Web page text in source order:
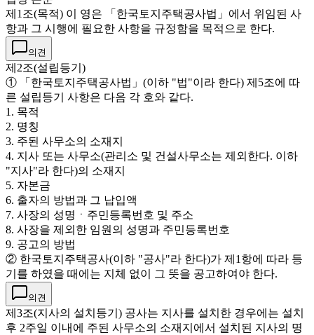
제1조(목적) 이 영은 「한국토지주택공사법」에서 위임된 사
항과 그 시행에 필요한 사항을 규정함을 목적으로 한다.
의견
제2조(설립등기)
① 「한국토지주택공사법」(이하 "법"이라 한다) 제5조에 따
른 설립등기 사항은 다음 각 호와 같다.
1. 목적
2. 명칭
3. 주된 사무소의 소재지
4. 지사 또는 사무소(관리소 및 건설사무소는 제외한다. 이하
"지사"라 한다)의 소재지
5. 자본금
6. 출자의 방법과 그 납입액
7. 사장의 성명ㆍ주민등록번호 및 주소
8. 사장을 제외한 임원의 성명과 주민등록번호
9. 공고의 방법
② 한국토지주택공사(이하 "공사"라 한다)가 제1항에 따라 등
기를 하였을 때에는 지체 없이 그 뜻을 공고하여야 한다.
의견
제3조(지사의 설치등기) 공사는 지사를 설치한 경우에는 설치
후 2주일 이내에 주된 사무소의 소재지에서 설치된 지사의 명